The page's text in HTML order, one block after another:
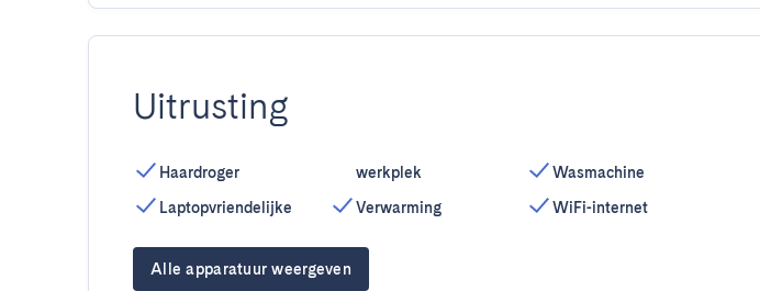
Uitrusting
Haardroger
Laptopvriendelijke
werkplek
Verwarming
Wasmachine
WiFi-internet
Alle apparatuur weergeven